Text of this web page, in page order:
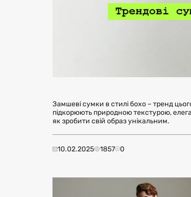
Замшеві сумки в стилі бохо – тренд
підкорюють природною текстурою,
як зробити свій образ унікальним.
10.02.2025 1857 0